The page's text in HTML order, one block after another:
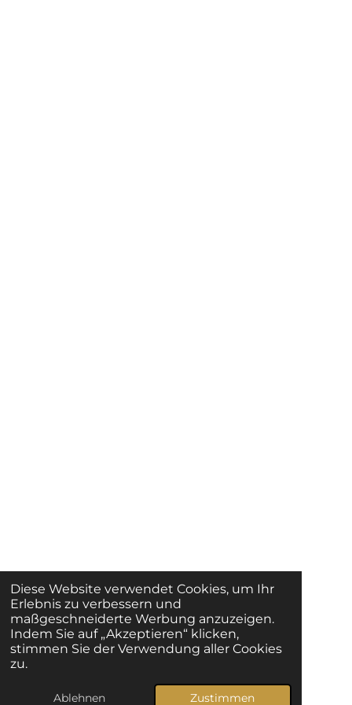
Diese Website verwendet Cookies, um Ihr
Erlebnis zu verbessern und
maßgeschneiderte Werbung anzuzeigen.
Indem Sie auf „Akzeptieren“ klicken,
stimmen Sie der Verwendung aller Cookies
zu.
Ablehnen Zustimmen